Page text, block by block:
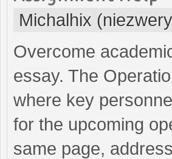
Michalhix
Overcome
essay. The
where key
for the upcoming
same page,